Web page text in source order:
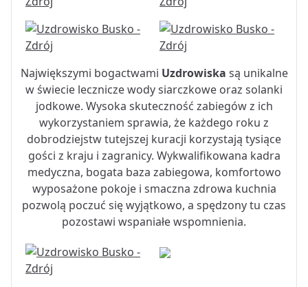
Największymi bogactwami Uzdrowiska są unikalne
w świecie lecznicze wody siarczkowe oraz solanki
jodkowe. Wysoka skuteczność zabiegów z ich
wykorzystaniem sprawia, że każdego roku z
dobrodziejstw tutejszej kuracji korzystają tysiące
gości z kraju i zagranicy. Wykwalifikowana kadra
medyczna, bogata baza zabiegowa, komfortowo
wyposażone pokoje i smaczna zdrowa kuchnia
pozwolą poczuć się wyjątkowo, a spędzony tu czas
pozostawi wspaniałe wspomnienia.